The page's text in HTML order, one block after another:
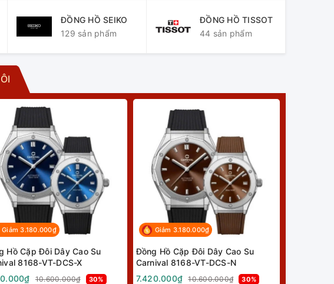
ĐỒNG HỒ SEIKO
129 sản phẩm
ĐỒNG HỒ TISSOT
44 sản phẩm
Giảm 3.180.000₫
Hồ Cặp Đôi Dây Cao Su
8168-VT-DCS-X
10.600.000₫ 30%
Giảm 3.180.000₫
Đồng Hồ Cặp Đôi Dây Cao Su
Carnival 8168-VT-DCS-N
7.420.000₫
10.600.000₫ 30%